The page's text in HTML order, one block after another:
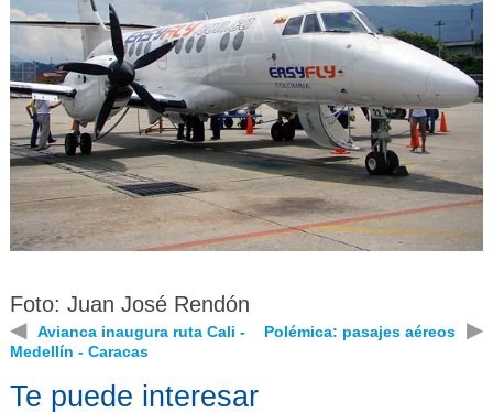
Foto: Juan José Rendón
◀
Avianca inaugura ruta Cali -
Medellín - Caracas
Polémica: pasajes aéreos ▶
Te puede interesar